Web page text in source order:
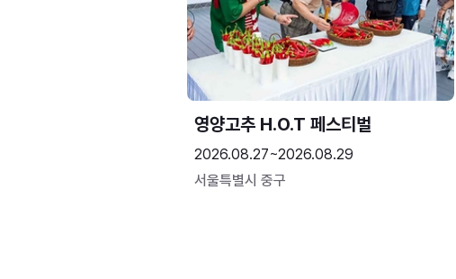
영양고추 H.O.T 페스티벌
2026.08.27~2026.08.29
서울특별시 중구